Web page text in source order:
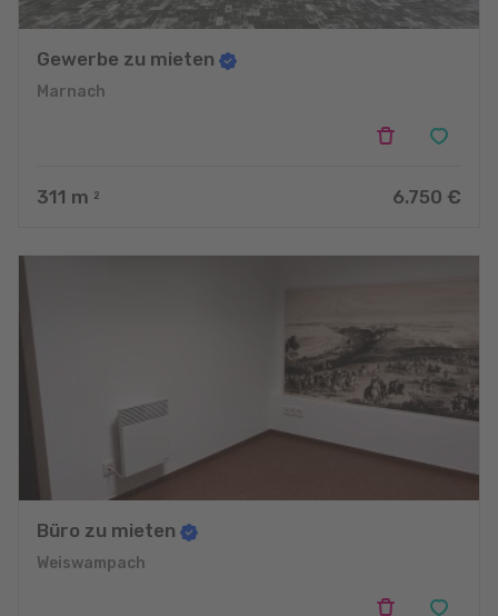
Gewerbe zu mieten
Marnach
311 m 2 6.750 €
Büro zu mieten
Weiswampach